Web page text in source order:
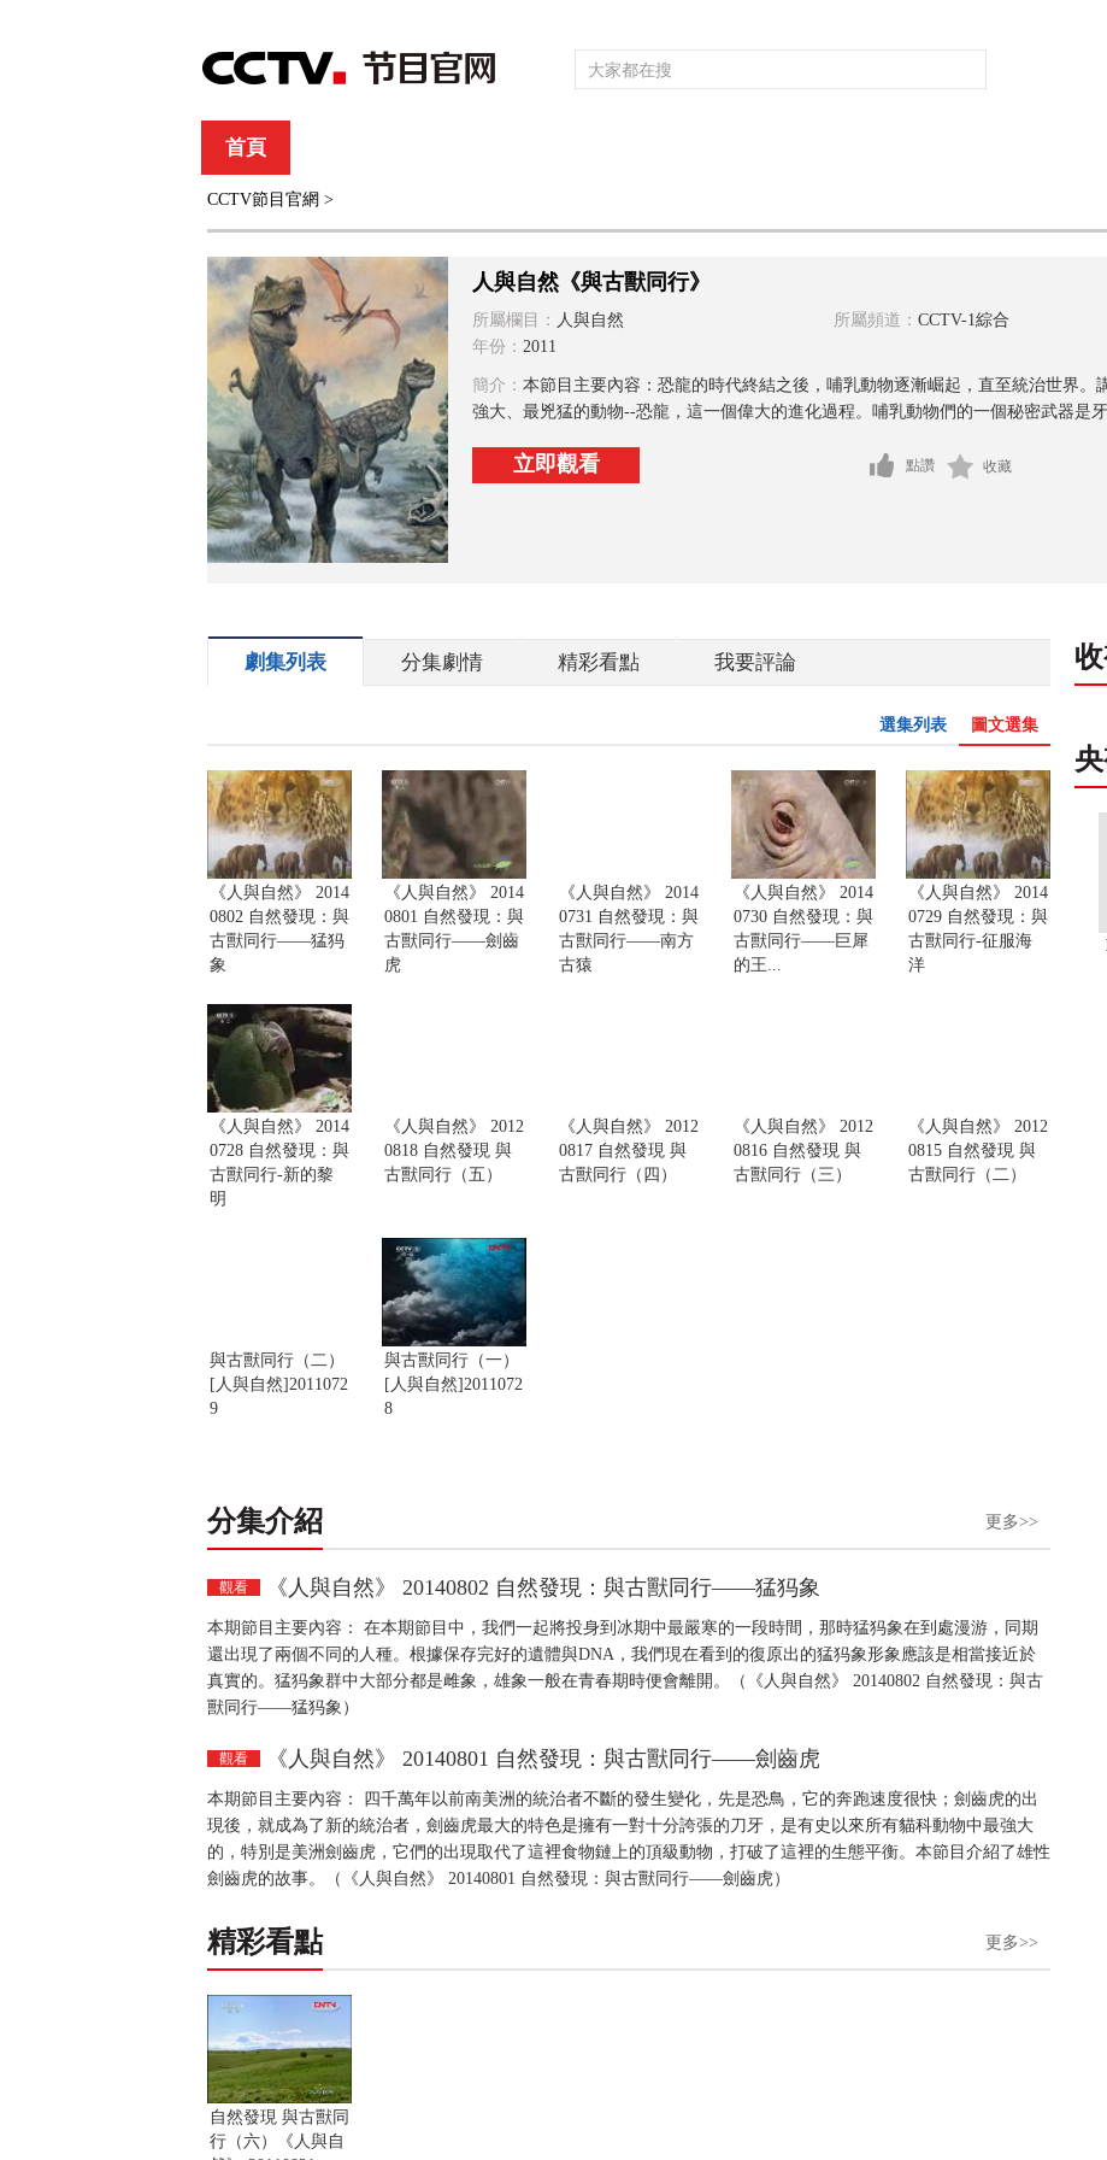
首頁
綜合 新聞 財經
CCTV節目官網 >
人與自然《與古獸同行》
所屬欄目： 人與自然 所屬頻道： CCTV-1綜合
年份： 2011
簡介： 本節目主要內容：恐龍的時代終結之後，哺乳動物逐漸崛起，直至統治世界。
強大、最兇猛的動物--恐龍，這一個偉大的進化過程。哺乳動物們的一個秘密武器是
立即觀看 點讚 收藏
劇集列表 分集劇情 精彩看點 我要評論
圖文選集
選集列表
《人與自然》 2014
0802 自然發現：與
古獸同行——猛犸
象
《人與自然》 2014
0801 自然發現：與
古獸同行——劍齒
虎
《人與自然》 2014
0731 自然發現：與
古獸同行——南方
古猿
《人與自然》 2014
0730 自然發現：與
古獸同行——巨犀
的王...
《人與自然》 2014
0729 自然發現：與
古獸同行-征服海
洋
《人與自然》 2014
0728 自然發現：與
古獸同行-新的黎
明
《人與自然》 2012
0818 自然發現 與
古獸同行（五）
《人與自然》 2012
0817 自然發現 與
古獸同行（四）
《人與自然》 2012
0816 自然發現 與
古獸同行（三）
《人與自然》 2012
0815 自然發現 與
古獸同行（二）
與古獸同行（二）
[人與自然]2011072
9
與古獸同行（一）
[人與自然]2011072
8
分集介紹 更多>>
觀看 《人與自然》 20140802 自然發現：與古獸同行——猛犸象
本期節目主要內容： 在本期節目中，我們一起將投身到冰期中最嚴寒的一段時間，那時猛犸象在到處漫游，同期
還出現了兩個不同的人種。根據保存完好的遺體與DNA，我們現在看到的復原出的猛犸象形象應該是相當接近於
真實的。猛犸象群中大部分都是雌象，雄象一般在青春期時便會離開。（《人與自然》 20140802 自然發現：與古
獸同行——猛犸象）
觀看 《人與自然》 20140801 自然發現：與古獸同行——劍齒虎
本期節目主要內容： 四千萬年以前南美洲的統治者不斷的發生變化，先是恐鳥，它的奔跑速度很快；劍齒虎的出
現後，就成為了新的統治者，劍齒虎最大的特色是擁有一對十分誇張的刀牙，是有史以來所有貓科動物中最強大
的，特別是美洲劍齒虎，它們的出現取代了這裡食物鏈上的頂級動物，打破了這裡的生態平衡。本節目介紹了雄性
劍齒虎的故事。（《人與自然》 20140801 自然發現：與古獸同行——劍齒虎）
精彩看點 更多>>
自然發現 與古獸同
行（六）《人與自